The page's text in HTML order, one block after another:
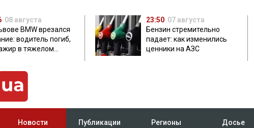
08 августа
BMW врезался
водитель погиб,
в тяжелом
23:50 07 августа
Бензин стремительно
падает: как изменились
ценники на АЗС
Новости Публикации Регионы Досье